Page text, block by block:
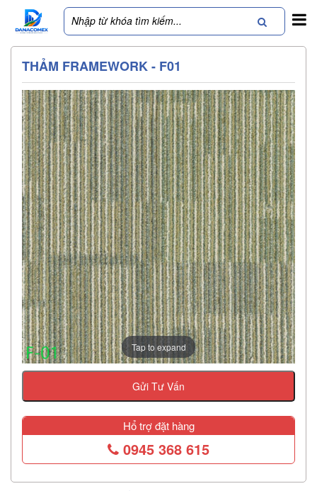
THẢM FRAMEWORK - F01
Tap to expand
Gửi Tư Vấn
Hổ trợ đặt hàng
0945 368 615